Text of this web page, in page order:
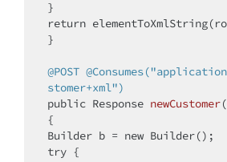
return
}
@POST
stomer+xml")
public Response newCustomer
{
Builder b = new
try {